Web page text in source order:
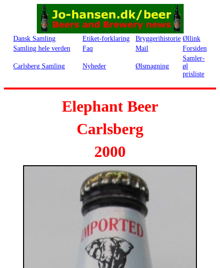
Dansk Samling Etiket-forklaring Bryggerihistorie Øllink
Samling hele verden
Faq Mail Forsiden
Carlsberg Samling Nyheder Ølsmagning
Samler-
øl
prisliste
Elephant Beer
Carlsberg
2000